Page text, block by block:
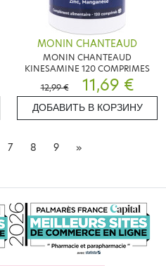
MONIN CHANTEAUD
MONIN CHANTEAUD
KINESAMINE 120 COMPRIMES
12,99 €
11,69 €
ДОБАВИТЬ В КОРЗИНУ
7 8 9 »